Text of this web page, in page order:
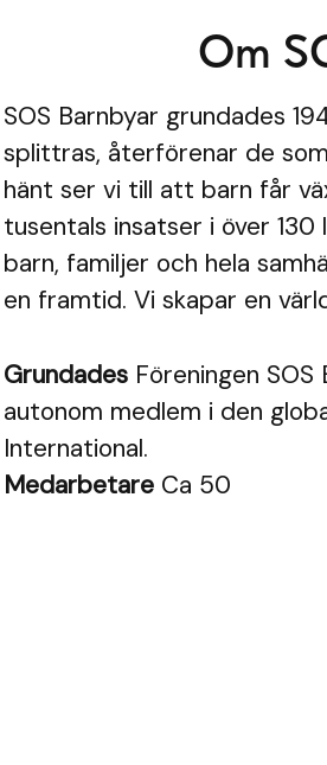
Om
SOS Barnbyar grundades
splittras, återförenar de
hänt ser vi till att barn får
tusentals insatser i över
barn, familjer och hela
en framtid. Vi skapar en
Grundades Föreningen
autonom medlem i den
International.
Medarbetare Ca 50